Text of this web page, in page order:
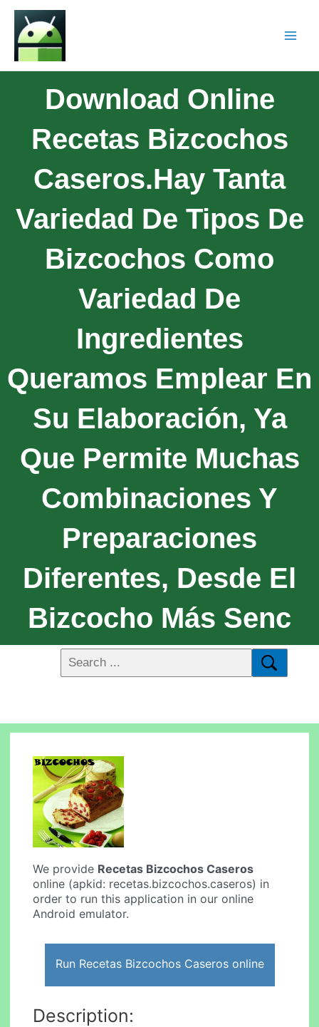
Download Online
Recetas Bizcochos
Caseros.Hay Tanta
Variedad De Tipos De
Bizcochos Como
Variedad De
Ingredientes
Queramos Emplear En
Su Elaboración, Ya
Que Permite Muchas
Combinaciones Y
Preparaciones
Diferentes, Desde El
Bizcocho Más Senc
We provide Recetas Bizcochos Caseros
online (apkid: recetas.bizcochos.caseros) in
order to run this application in our online
Android emulator.
Run Recetas Bizcochos Caseros online
Description: